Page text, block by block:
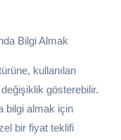
Bilgi Almak
kullanılan
gösterebilir.
bilgi almak için
bir fiyat teklifi